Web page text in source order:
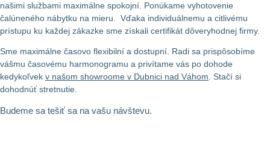
našimi službami maximálne spokojní. Ponúkame vyhotovenie
čalúneného nábytku na mieru. Vďaka individuálnemu a citlivému
prístupu ku každej zákazke sme získali certifikát dôveryhodnej firmy.
Sme maximálne časovo flexibilní a dostupní. Radi sa prispôsobíme
vášmu časovému harmonogramu a privítame vás po dohode
kedykoľvek v našom showroome v Dubnici nad Váhom. Stačí si
dohodnúť stretnutie.
Budeme sa tešiť sa na vašu návštevu.